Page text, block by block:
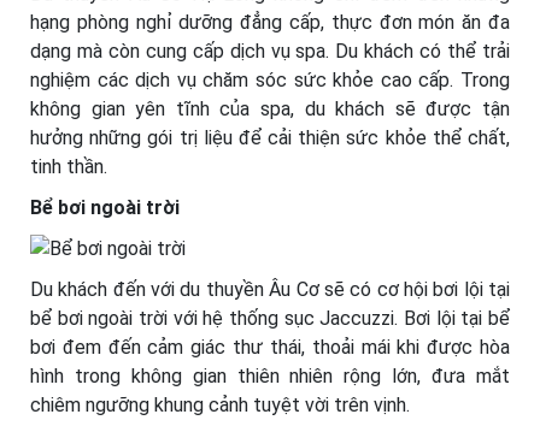
hạng phòng nghỉ dưỡng đẳng cấp, thực đơn món ăn đa
dạng mà còn cung cấp dịch vụ spa. Du khách có thể trải
nghiệm các dịch vụ chăm sóc sức khỏe cao cấp. Trong
không gian yên tĩnh của spa, du khách sẽ được tận
hưởng những gói trị liệu để cải thiện sức khỏe thể chất,
tinh thần.
Bể bơi ngoài trời
Du khách đến với du thuyền Âu Cơ sẽ có cơ hội bơi lội tại
bể bơi ngoài trời với hệ thống sục Jaccuzzi. Bơi lội tại bể
bơi đem đến cảm giác thư thái, thoải mái khi được hòa
hình trong không gian thiên nhiên rộng lớn, đưa mắt
chiêm ngưỡng khung cảnh tuyệt vời trên vịnh.